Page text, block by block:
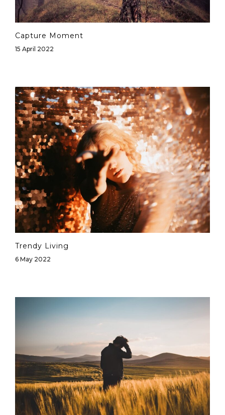
Capture Moment
15 April 2022
Trendy Living
6 May 2022